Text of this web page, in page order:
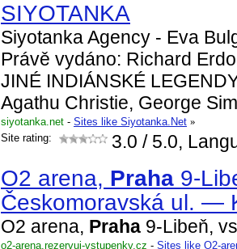
SIYOTANKA
Siyotanka Agency - Eva
Právě vydáno: Richard
JINÉ INDIÁNSKÉ
Agathu Christie, George
siyotanka.net - Sites like Siyotanka.Net »
Site rating:
3.0 / 5.0,
O2 arena, Praha 9-
Českomoravská ul. —
O2 arena, Praha 9-Libeň,
o2-arena.rezervuj-vstupenky.cz - Sites like O2-